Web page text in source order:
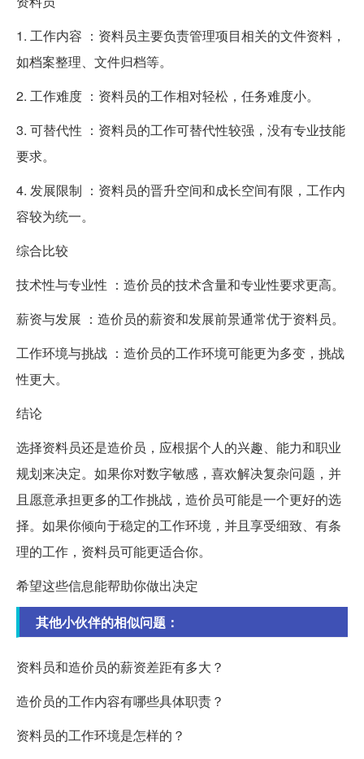
1. 工作内容 ：资料员主要负责管理项目相关的文件资料，
如档案整理、文件归档等。
2. 工作难度 ：资料员的工作相对轻松，任务难度小。
3. 可替代性 ：资料员的工作可替代性较强，没有专业技能
要求。
4. 发展限制 ：资料员的晋升空间和成长空间有限，工作内
容较为统一。
综合比较
技术性与专业性 ：造价员的技术含量和专业性要求更高。
薪资与发展 ：造价员的薪资和发展前景通常优于资料员。
工作环境与挑战 ：造价员的工作环境可能更为多变，挑战
性更大。
结论
选择资料员还是造价员，应根据个人的兴趣、能力和职业
规划来决定。如果你对数字敏感，喜欢解决复杂问题，并
且愿意承担更多的工作挑战，造价员可能是一个更好的选
择。如果你倾向于稳定的工作环境，并且享受细致、有条
理的工作，资料员可能更适合你。
希望这些信息能帮助你做出决定
其他小伙伴的相似问题：
资料员和造价员的薪资差距有多大？
造价员的工作内容有哪些具体职责？
资料员的工作环境是怎样的？